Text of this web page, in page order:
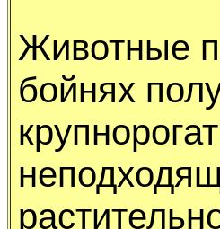
Животные
бойнях